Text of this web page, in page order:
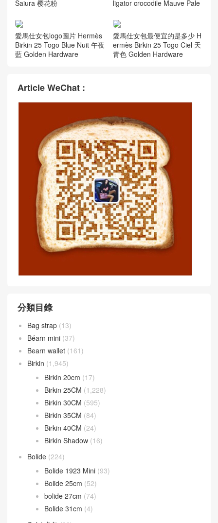
Saiura 樱花粉
ligator crocodile Mauve Pale
愛馬仕女包logo圖片 Hermès
Birkin 25 Togo Blue Nuit 午夜
藍 Golden Hardware
愛馬仕女包最便宜的是多少 H
ermès Birkin 25 Togo Ciel 天
青色 Golden Hardware
Article WeChat :
分類目錄
Bag strap (13)
Béarn mini (37)
Bearn wallet (161)
Birkin (1,945)
Birkin 20cm (17)
Birkin 25CM (1,228)
Birkin 30CM (595)
Birkin 35CM (84)
Birkin 40CM (24)
Birkin Shadow (16)
Bolide (224)
Bolide 1923 Mini (93)
Bolide 25cm (52)
bolide 27cm (74)
Bolide 31cm (4)